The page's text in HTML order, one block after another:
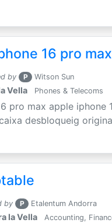
16 pro max
by P Witson Sun
Vella Phones & Telecoms
pro max apple iphone
desbloqueig
by P Etalentum Andorra
la Vella Accounting,